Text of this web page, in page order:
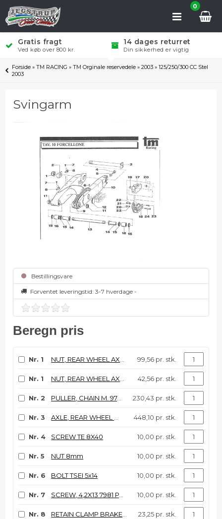
0
Gratis fragt
Ved køb over 800 kr.
14 dages returret
Din sikkerhed er vigtig
Forside »TM RACING »TM Orginale reservedele »2003 »125/250/300 CC Stel
2003
Svingarm
Bestillingsvare
Forventet leveringstid:3-7 hverdage -
Beregn pris
Nr. 1 NUT, REAR WHEEL AXLE 96/04 ALU 99,56 pr. stk.
Nr. 1 NUT, REAR WHEEL AXLE 96/04 42,56 pr. stk.
Nr. 2 PULLER, CHAIN M. 97/04 230,43 pr. stk.
Nr. 3 AXLE, REAR WHEEL M.97/04 448,10 pr. stk.
Nr. 4 SCREW TE 8X40 10,00 pr. stk.
Nr. 5 NUT 8mm 10,00 pr. stk.
Nr. 6 BOLT TSEI 5x14 10,00 pr. stk.
Nr. 7 SCREW, 4,2X13 7981 PARKER 10,00 pr. stk.
Nr. 8 RETAIN CLAMP BRAKE HOSE 97/-> 23,25 pr. stk.